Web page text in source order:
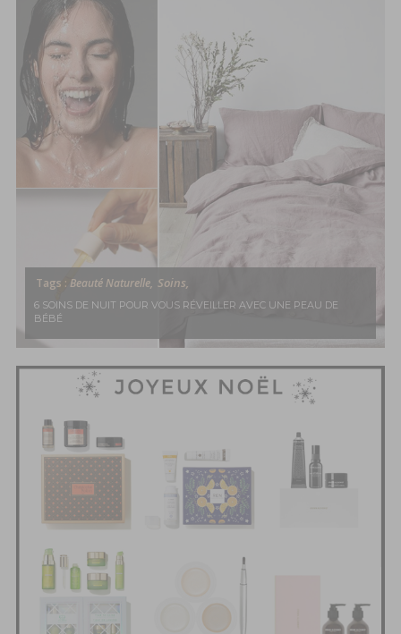
Tags : Beauté Naturelle, Soins,
6 SOINS DE NUIT POUR VOUS RÉVEILLER AVEC UNE PEAU DE
BÉBÉ